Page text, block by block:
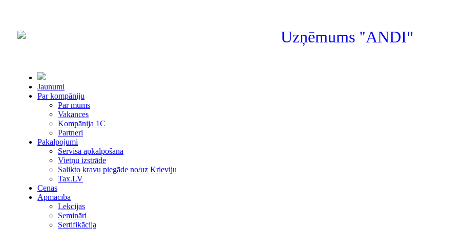
Uzņēmums"ANDI"
Jaunumi
Par kompāniju
Par mums
Vakances
Kompānija 1С
Partneri
Pakalpojumi
Servisa apkalpošana
Vietņu izstrāde
Salikto kravu piegāde no/uz Krieviju
Tax.LV
Cenas
Apmācība
Lekcijas
Semināri
Sertifikācija